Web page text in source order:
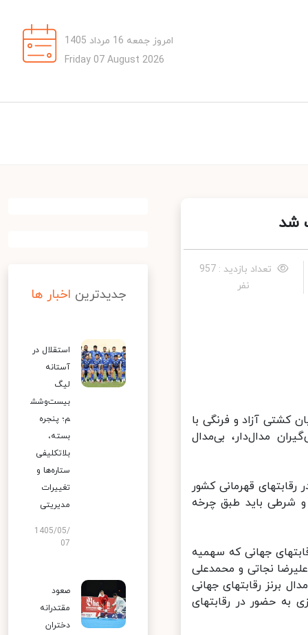
امروز جمعه 16 مرداد 1405
Friday 07 August 2026
شد
تعداد بازدید : 957
نفر
آزاد و فرنگی با
گروه کشتی‌گیران مدال‌دار، بی‌مدال
رقابتهای قهرمانی کشور
باید طبق چرخه
کشتی آزاد رقابتهای جهانی که سهمیه
نجاتی و محمدعلی
کسب مدال برنز رقابتهای جهانی
به حضور در رقابتهای
جدیدترین اخبار ها
استقلال در
آستانه
لیگ
بیست‌وشش
م؛ پنجره
بسته،
بلاتکلیفی
ستاره‌ها و
تغییرات
مدیریتی
1405/05/
07
صعود
مقتدرانه
دختران